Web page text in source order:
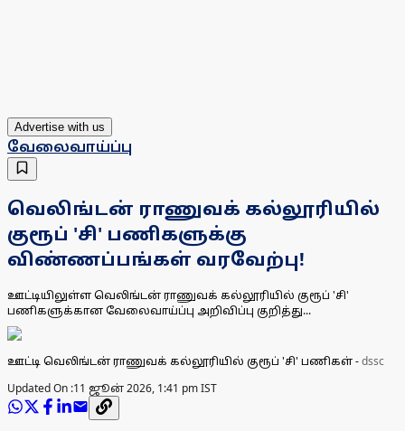
Advertise with us
வேலைவாய்ப்பு
வெலிங்டன் ராணுவக் கல்லூரியில்
குரூப் 'சி' பணிகளுக்கு
விண்ணப்பங்கள் வரவேற்பு!
ஊட்டியிலுள்ள வெலிங்டன் ராணுவக் கல்லூரியில் குரூப் 'சி'
பணிகளுக்கான வேலைவாய்ப்பு அறிவிப்பு குறித்து...
ஊட்டி வெலிங்டன் ராணுவக் கல்லூரியில் குரூப் 'சி' பணிகள்-dssc
Updated On :11 ஜூன் 2026, 1:41 pm IST